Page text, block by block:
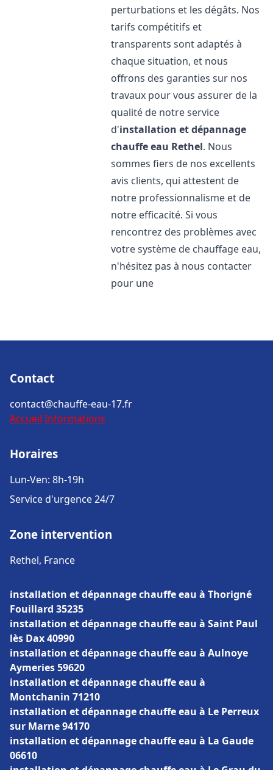
perturbations et les dégâts. Nos
tarifs compétitifs et
transparents sont adaptés à
chaque situation, et nous
offrons des garanties sur nos
travaux pour vous assurer de la
qualité de notre service
d'installation et dépannage
chauffe eau Rethel. Nous
sommes fiers de nos excellents
avis clients, qui attestent de
notre professionnalisme et de
notre efficacité. Si vous
rencontrez des problèmes avec
votre système de chauffage eau,
n'hésitez pas à nous contacter
pour une
Contact
contact@chauffe-eau-17.fr
Accueil Informations
Horaires
Lun-Ven: 8h-19h
Service d'urgence 24/7
Zone intervention
Rethel, France
installation et dépannage chauffe eau à Thorigné
Fouillard 35235
installation et dépannage chauffe eau à Saint Paul
lès Dax 40990
installation et dépannage chauffe eau à Aulnoye
Aymeries 59620
installation et dépannage chauffe eau à
Montchanin 71210
installation et dépannage chauffe eau à Le Perreux
sur Marne 94170
installation et dépannage chauffe eau à La Gaude
06610